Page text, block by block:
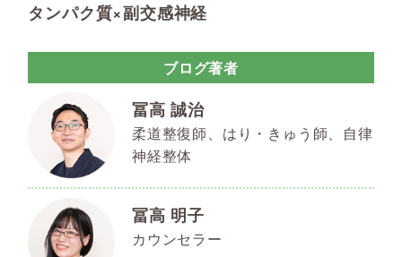
タンパク質×副交感神経
ブログ著者
冨高 誠治
柔道整復師、はり・きゅう師、自律
神経整体
冨高 明子
カウンセラー